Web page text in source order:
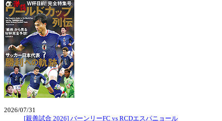
2026/07/31
[親善試合 2026] バーンリーFC vs RCDエスパニョール